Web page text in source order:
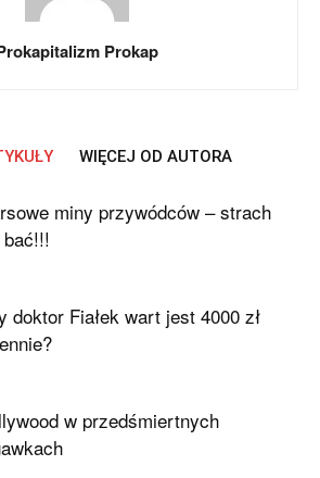
Prokap
WIĘCEJ OD AUTORA
miny przywódców – strach
doktor Fiałek wart jest 4000 zł
w przedśmiertnych